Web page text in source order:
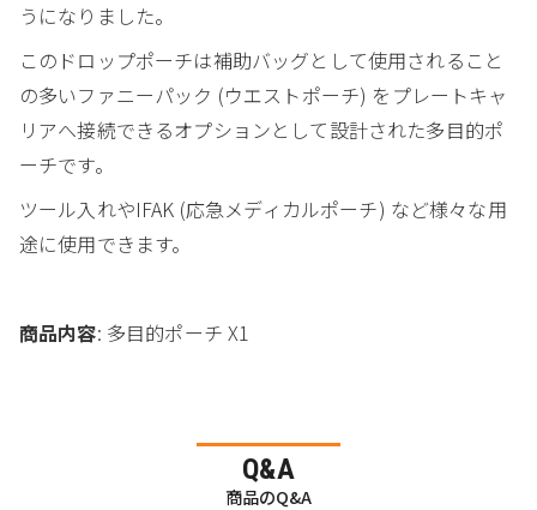
うになりました。
このドロップポーチは補助バッグとして使用されること
の多いファニーパック (ウエストポーチ) をプレートキャ
リアへ接続できるオプションとして設計された多目的ポ
ーチです。
ツール入れやIFAK (応急メディカルポーチ) など様々な用
途に使用できます。
商品内容: 多目的ポーチ X1
Q&A
商品のQ&A